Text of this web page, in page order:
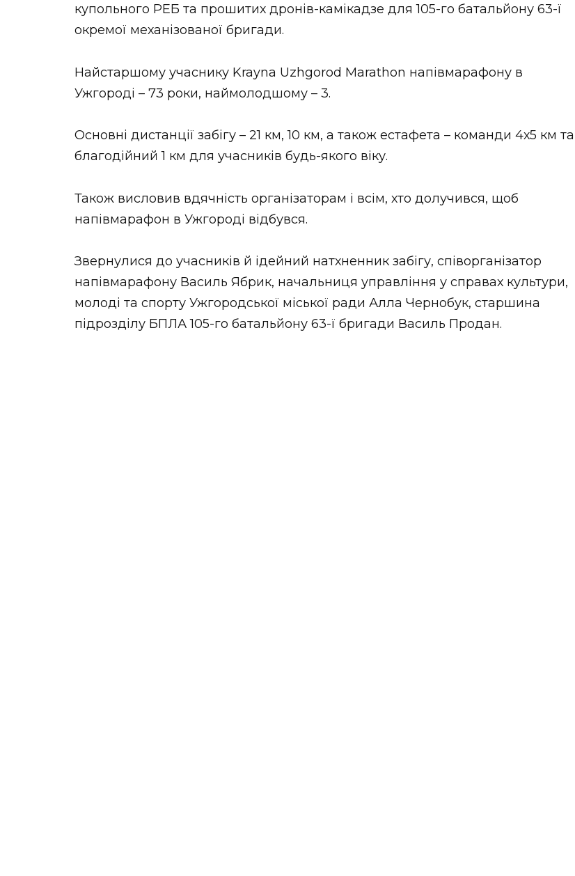
купольного РЕБ та прошитих дронів-камікадзе для 105-го батальйону 63-ї
окремої механізованої бригади.
Найстаршому учаснику Krayna Uzhgorod Marathon напівмарафону в
Ужгороді – 73 роки, наймолодшому – 3.
Основні дистанції забігу – 21 км, 10 км, а також естафета – команди 4х5 км та
благодійний 1 км для учасників будь-якого віку.
Також висловив вдячність організаторам і всім, хто долучився, щоб
напівмарафон в Ужгороді відбувся.
Звернулися до учасників й ідейний натхненник забігу, співорганізатор
напівмарафону Василь Ябрик, начальниця управління у справах культури,
молоді та спорту Ужгородської міської ради Алла Чернобук, старшина
підрозділу БПЛА 105-го батальйону 63-ї бригади Василь Продан.